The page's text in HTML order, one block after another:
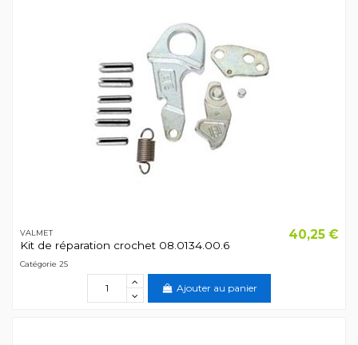
VALMET
Kit de réparation crochet 08.0134.00.6
40,25 €
Catégorie 2S
Ajouter au panier